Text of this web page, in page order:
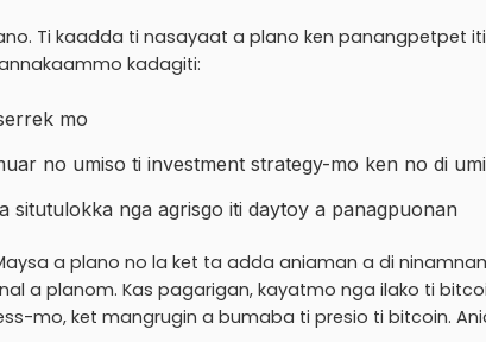
Ti kaadda ti nasayaat a plano ken panangpetpet iti
kadagiti:
mo
no umiso ti investment strategy-mo ken no di
situtulokka nga agrisgo iti daytoy a panagpuonan
a plano no la ket ta adda aniaman a di
a planom. Kas pagarigan, kayatmo nga ilako ti
mo, ket mangrugin a bumaba ti presio ti bitcoin.